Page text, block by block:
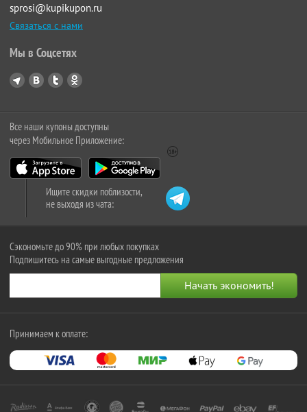
sprosi@kupikupon.ru
Связаться с нами
Мы в Соцсетях
Все наши купоны доступны
через Мобильное Приложение:
Ищите скидки поблизости,
не выходя из чата:
Сэкономьте до 90% при любых покупках
Подпишитесь на самые выгодные предложения
Принимаем к оплате: